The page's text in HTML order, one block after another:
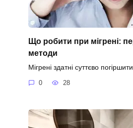
Що робити при мігрені:
методи
Мігрені здатні суттєво
0 28